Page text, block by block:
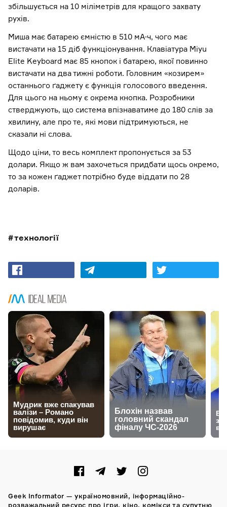
збільшується на 10 міліметрів для кращого захвату
рухів.
Миша має батарею ємністю в 510 мА·ч, чого має
вистачати на 15 діб функціонування. Клавіатура Miyu
Elite Keyboard має 85 кнопок і батарею, якої повинно
вистачати на два тижні роботи. Головним «козирем»
останнього ґаджету є функція голосового введення.
Для цього на ньому є окрема кнопка. Розробники
стверджують, що система впізнаватиме до 180 слів за
хвилину, але про те, які мови підтримуються, не
сказали ні слова.
Щодо ціни, то весь комплект пропонується за 53
долари. Якщо ж вам захочеться придбати щось окремо,
то за кожен ґаджет потрібно буде віддати по 28
доларів.
технології
Geek Informator — україномовний, інформаційно-
розважальний ресурс про ігри, кіно, комікси та супутню